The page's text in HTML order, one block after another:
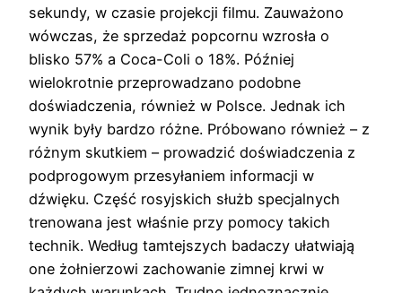
sekundy, w czasie projekcji filmu. Zauważono
wówczas, że sprzedaż popcornu wzrosła o
blisko 57% a Coca-Coli o 18%. Później
wielokrotnie przeprowadzano podobne
doświadczenia, również w Polsce. Jednak ich
wynik były bardzo różne. Próbowano również – z
różnym skutkiem – prowadzić doświadczenia z
podprogowym przesyłaniem informacji w
dźwięku. Część rosyjskich służb specjalnych
trenowana jest właśnie przy pomocy takich
technik. Według tamtejszych badaczy ułatwiają
one żołnierzowi zachowanie zimnej krwi w